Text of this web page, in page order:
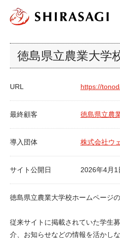
徳島県立農業大学
URL https://
最終顧客 徳島県立農
導入団体 株式会社ウ
サイト公開日 2026年4月1
徳島県立農業大学校ホームページ
従来サイトに掲載されていた学生
介、お知らせなどの情報を活かし